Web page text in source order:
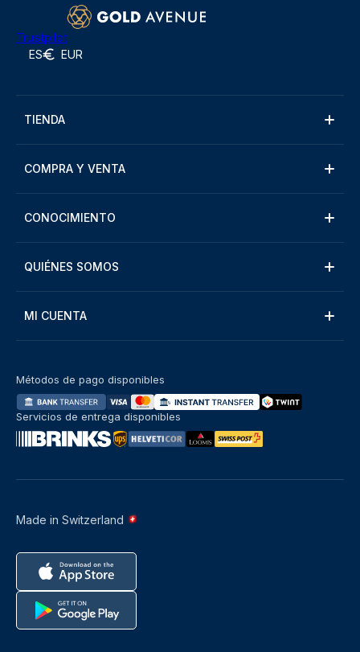
Trustpilot
ES EUR
TIENDA
COMPRA Y VENTA
CONOCIMIENTO
QUIÉNES SOMOS
MI CUENTA
Made in Switzerland
Métodos de pago disponibles
Servicios de entrega disponibles